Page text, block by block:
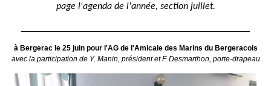
page l'agenda de l'année, section juillet.
à Bergerac le 25 juin pour l'AG de l'Amicale des Marins du Bergeracois
avec la participation de Y. Manin, président et F. Desmarthon, porte-drapeau